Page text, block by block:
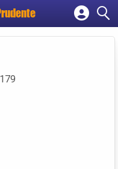
empresa
179